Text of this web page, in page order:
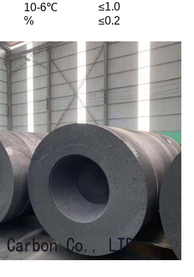
10-6℃
≤1.0
% ≤0.2